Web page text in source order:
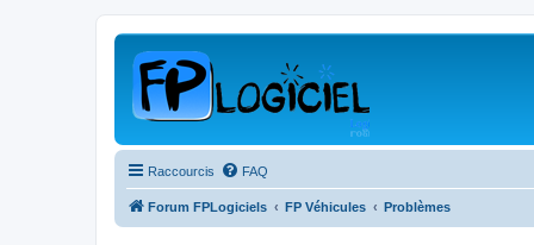
Raccourcis FAQ
Forum FPLogiciels FP Véhicules Problèmes